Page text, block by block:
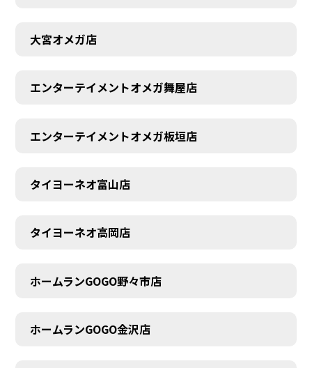
AUDITION
大宮オメガ店
エンターテイメントオメガ舞屋店
エンターテイメントオメガ板垣店
タイヨーネオ富山店
タイヨーネオ高岡店
ホームランGOGO野々市店
ホームランGOGO金沢店